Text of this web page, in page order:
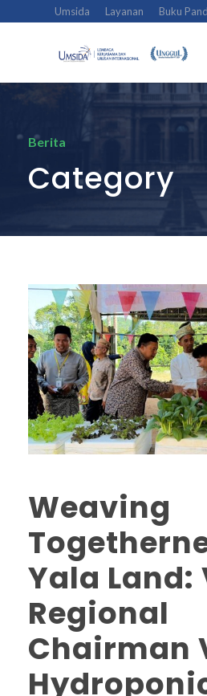
Umsida Layanan Buku
Berita
Category
Weaving
Yala Land:
Regional
Chairman